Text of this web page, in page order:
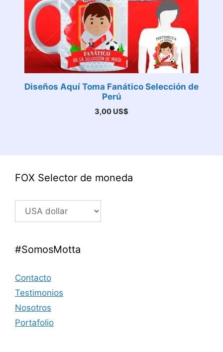
Diseños Aquí Toma Fanático Selección de
Perú
3,00 US$
FOX Selector de moneda
#SomosMotta
Contacto
Testimonios
Nosotros
Portafolio